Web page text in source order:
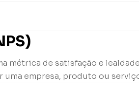
métrica de satisfação e
empresa, produto ou